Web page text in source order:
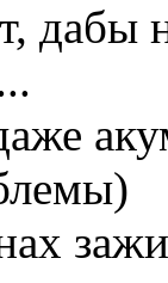
дабы